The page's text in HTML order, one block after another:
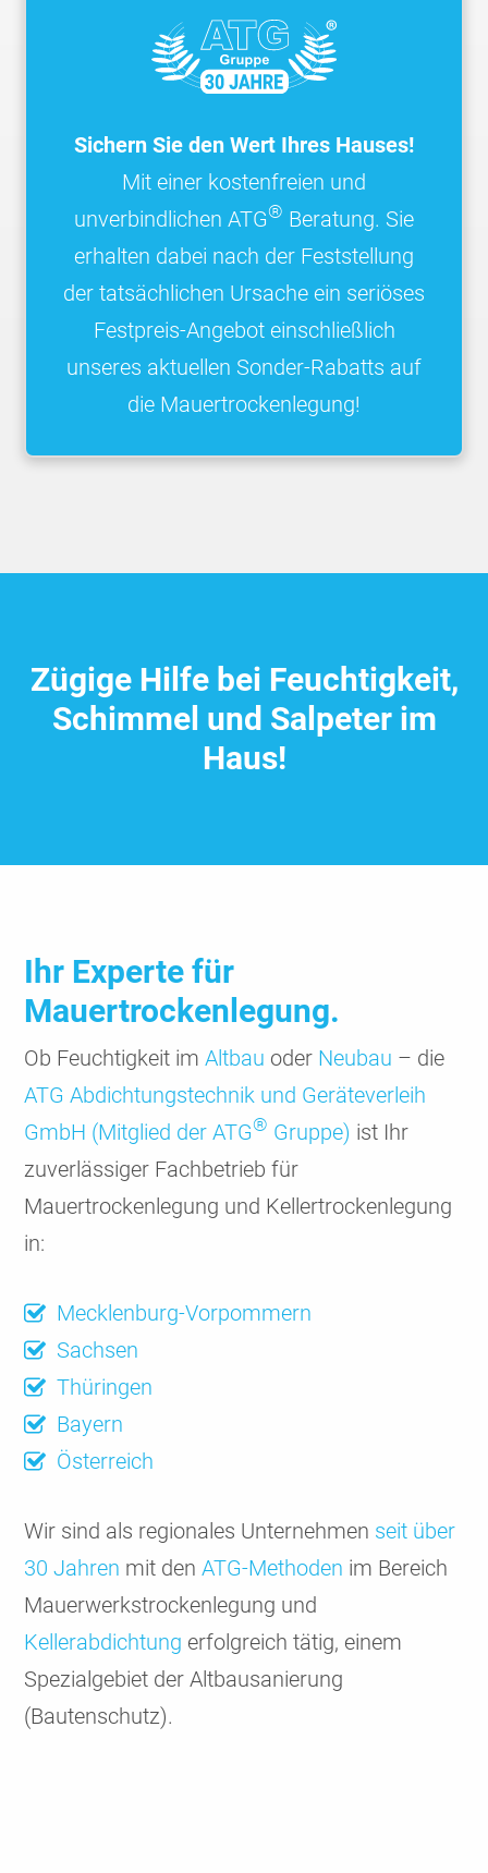
Sichern Sie den Wert Ihres Hauses!
Mit einer kostenfreien und
unverbindlichen ATG® Beratung. Sie
erhalten dabei nach der Feststellung
der tatsächlichen Ursache ein seriöses
Festpreis-Angebot einschließlich
unseres aktuellen Sonder-Rabatts auf
die Mauertrockenlegung!
Zügige Hilfe bei Feuchtigkeit,
Schimmel und Salpeter im
Haus!
Ihr Experte für
Mauertrockenlegung.
Ob Feuchtigkeit imAltbau oder Neubau – die
ATG Abdichtungstechnik und Geräteverleih
GmbH (Mitglied der ATG® Gruppe) ist Ihr
zuverlässiger Fachbetrieb für
Mauertrockenlegung und Kellertrockenlegung
in:
Mecklenburg-Vorpommern
Sachsen
Thüringen
Bayern
Österreich
Wir sind als regionales Unternehmen seit über
30 Jahren mit denATG-Methoden im Bereich
Mauerwerkstrockenlegung und
Kellerabdichtung erfolgreich tätig, einem
Spezialgebiet der Altbausanierung
(Bautenschutz).